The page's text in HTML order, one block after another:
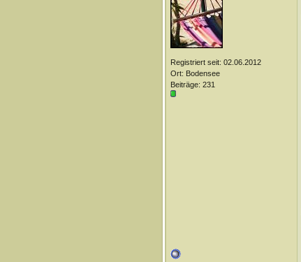
Registriert seit: 02.06.2012
Ort: Bodensee
Beiträge: 231